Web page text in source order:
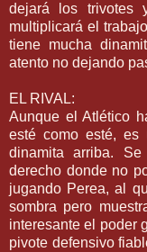
dejará los trivotesy
multiplicará el
tiene mucha
atento no dejando
EL RIVAL:
Aunque el Atlético
esté como esté, es
dinamita arriba.
derecho donde no
jugando Perea, al
sombra pero
interesante el poder
pivote defensivo